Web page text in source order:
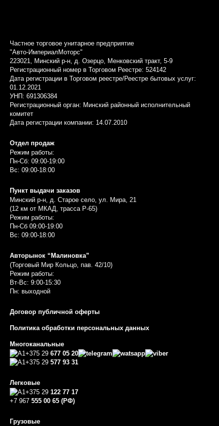
Частное торговое унитарное предприятие
"Авто-ИмпериалМоторс"
223021, Минский р-н, д. Озерцо, Менковский тракт, 5-9
Регистрационный номер в Торговом Реестре: 524142
Дата регистрации в Торговом реестре/Реестре бытовых услуг:
01.12.2021
УНП: 691306384
Регистрационный орган: Минский районный исполнительный
комитет
Дата регистрации компании: 14.07.2010
Отдел продаж
Режим работы:
Пн-Сб: 09:00-19:00
Вс: 09:00-18:00
Пункт выдачи заказов
Минский р-н, д. Старое село, ул. Мира, 21
(12 км от МКАД, трасса P-65)
Режим работы:
Пн-Сб 09:00-19:00
Вс: 09:00-18:00
Авторынок “Малиновка”
(Торговый Мир Кольцо, пав. 42/10)
Режим работы:
Вт-Вс: 9:00-15:30
Пн: выходной
Договор публичной оферты
Политика обработки персональных данных
Многоканальные
+375 29 677 05 20
+375 29 577 93 31
Легковые
+375 29 122 77 17
+7 967 555 00 65 (РФ)
Грузовые